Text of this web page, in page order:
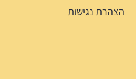
הצהרת נגישות